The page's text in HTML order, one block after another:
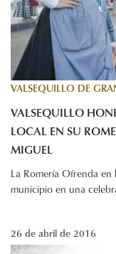
VALSEQUILLO DE
VALSEQUILLO
LOCAL EN SU
MIGUEL
La Romería Ofrenda
municipio en una
26 de abril de 2016